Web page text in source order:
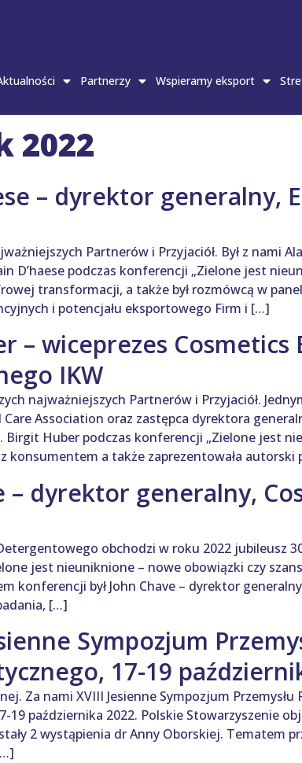
Partnerzy Wspieramy eksport
2022
– dyrektor generalny,
Partnerów i Przyjaciół. Był z nami
D’haese podczas konferencji „Zielone jest
transformacji, a także był rozmówcą w
i potencjału eksportowego Firm i […]
– wiceprezes Cosmetics
IKW
najważniejszych Partnerów i Przyjaciół.
Association oraz zastępca dyrektora
Huber podczas konferencji „Zielone jest
konsumentem a także zaprezentowała
– dyrektor generalny,
obchodzi w roku 2022 jubileusz
jest nieuniknione – nowe obowiązki czy
konferencji był John Chave – dyrektor
[…]
Sympozjum
17-19
Za nami XVIII Jesienne Sympozjum Przemysłu
października 2022. Polskie Stowarzyszenie
2 wystąpienia dr Anny Oborskiej. Tematem